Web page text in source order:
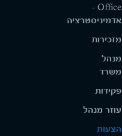
Office -
אדמיניסטרציה
מזכירות
מנהל
משרד
פקידות
עוזר מנהל
הצעות